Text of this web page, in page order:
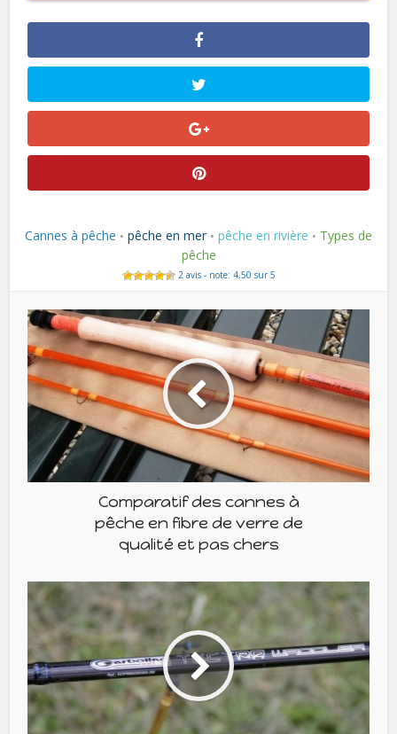
Cannes à pêche • pêche en mer • pêche en rivière • Types de
pêche
2 avis - note: 4,50 sur 5
Comparatif des cannes à
pêche en fibre de verre de
qualité et pas chers